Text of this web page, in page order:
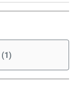
(1)